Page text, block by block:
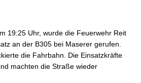
19:25 Uhr, wurde die Feuerwehr Reit
an der B305 bei Maserer gerufen.
die Fahrbahn. Die Einsatzkräfte
machten die Straße wieder